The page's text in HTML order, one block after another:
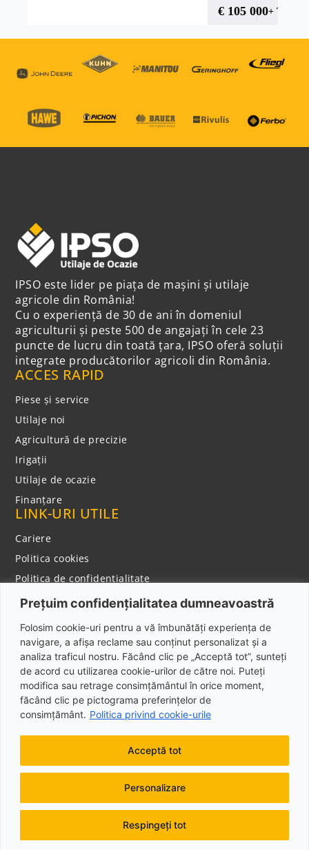
Prețuim confidențialitatea dumneavoastră
Folosim cookie-uri pentru a vă îmbunătăți experiența de
navigare, a afișa reclame sau conținut personalizat și a
analiza traficul nostru. Făcând clic pe „Acceptă tot”, sunteți
de acord cu utilizarea cookie-urilor de către noi. Puteți
modifica sau retrage consimțământul în orice moment,
făcând clic pe pictograma preferințelor de
consimțământ. Politica privind cookie-urile
Personalizare
Respingeți tot
Acceptă tot
€ 105 000+ TVA
IPSO este lider pe piața de mașini și utilaje
agricole din România!
Cu o experiență de 30 de ani în domeniul
agriculturii și peste 500 de angajați în cele 23
puncte de lucru din toată țara, IPSO oferă soluții
integrate producătorilor agricoli din România.
ACCES RAPID
Piese și service
Utilaje noi
Agricultură de precizie
Irigații
Utilaje de ocazie
Finanțare
LINK-URI UTILE
Cariere
Politica cookies
Politica de confidentialitate
Notificare privind colectarea datelor cu caracter
personal
CONTACT
Adresa: Şos. Bucureşti-Târgovişte, NR. 174 D,
Mogoşoaia, Jud. Ilfov, Cod poștal: 077135
Telefon: +40 373 800 222
Email: used@ipso.ro